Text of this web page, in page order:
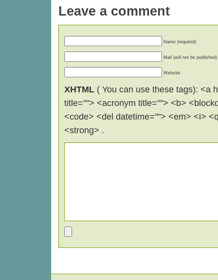
Leave a comment
Name (required)
Mail (will not be published)
Website
XHTML ( You can use these tags): <a
title=""> <acronym title=""> <b>
<code> <del datetime=""> <em> <i>
<strong> .